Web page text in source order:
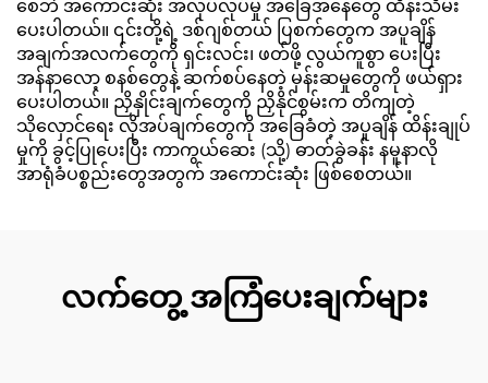
စေဘဲ အကောင်းဆုံး အလုပ်လုပ်မှု အခြေအနေတွေ ထိန်းသိမ်း
ပေးပါတယ်။ ၎င်းတို့ရဲ့ ဒစ်ဂျစ်တယ် ပြစက်တွေက အပူချိန်
အချက်အလက်တွေကို ရှင်းလင်း၊ ဖတ်ဖို့ လွယ်ကူစွာ ပေးပြီး
အန်နာလော့ စနစ်တွေနဲ့ ဆက်စပ်နေတဲ့ မှန်းဆမှုတွေကို ဖယ်ရှား
ပေးပါတယ်။ ညှိနှိုင်းချက်တွေကို ညှိနိုင်စွမ်းက တိကျတဲ့
သိုလှောင်ရေး လိုအပ်ချက်တွေကို အခြေခံတဲ့ အပူချိန် ထိန်းချုပ်
မှုကို ခွင့်ပြုပေးပြီး ကာကွယ်ဆေး (သို့) ဓာတ်ခွဲခန်း နမူနာလို
အာရုံခံပစ္စည်းတွေအတွက် အကောင်းဆုံး ဖြစ်စေတယ်။
လက်တွေ့ အကြံပေးချက်များ